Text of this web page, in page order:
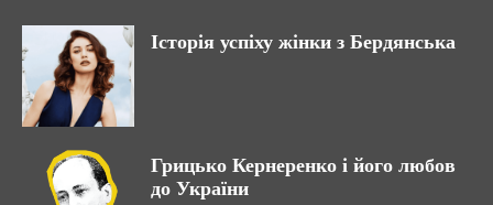
Історія успіху жінки з Бердянська
Грицько Кернеренко і його любов
до України